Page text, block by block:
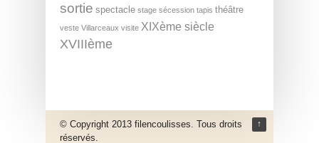
sortie spectacle stage sécession tapis théâtre
veste Villarceaux visite XIXème siècle
XVIIIème
↑
© Copyright 2013 filencoulisses. Tous droits
réservés.